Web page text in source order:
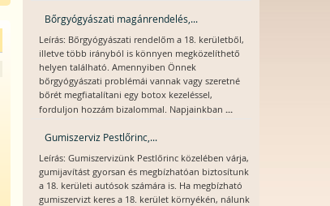
Bőrgyógyászati magánrendelés,...
Leírás: Bőrgyógyászati rendelőm a 18. kerületből,
illetve több irányból is könnyen megközelíthető
helyen található. Amennyiben Önnek
bőrgyógyászati problémái vannak vagy szeretné
bőrét megfiatalítani egy botox kezeléssel,
forduljon hozzám bizalommal. Napjainkban ...
Gumiszerviz Pestlőrinc,...
Leírás: Gumiszervizünk Pestlőrinc közelében várja,
gumijavítást gyorsan és megbízhatóan biztosítunk
a 18. kerületi autósok számára is. Ha megbízható
gumiszervizt keres a 18. kerület környékén, nálunk